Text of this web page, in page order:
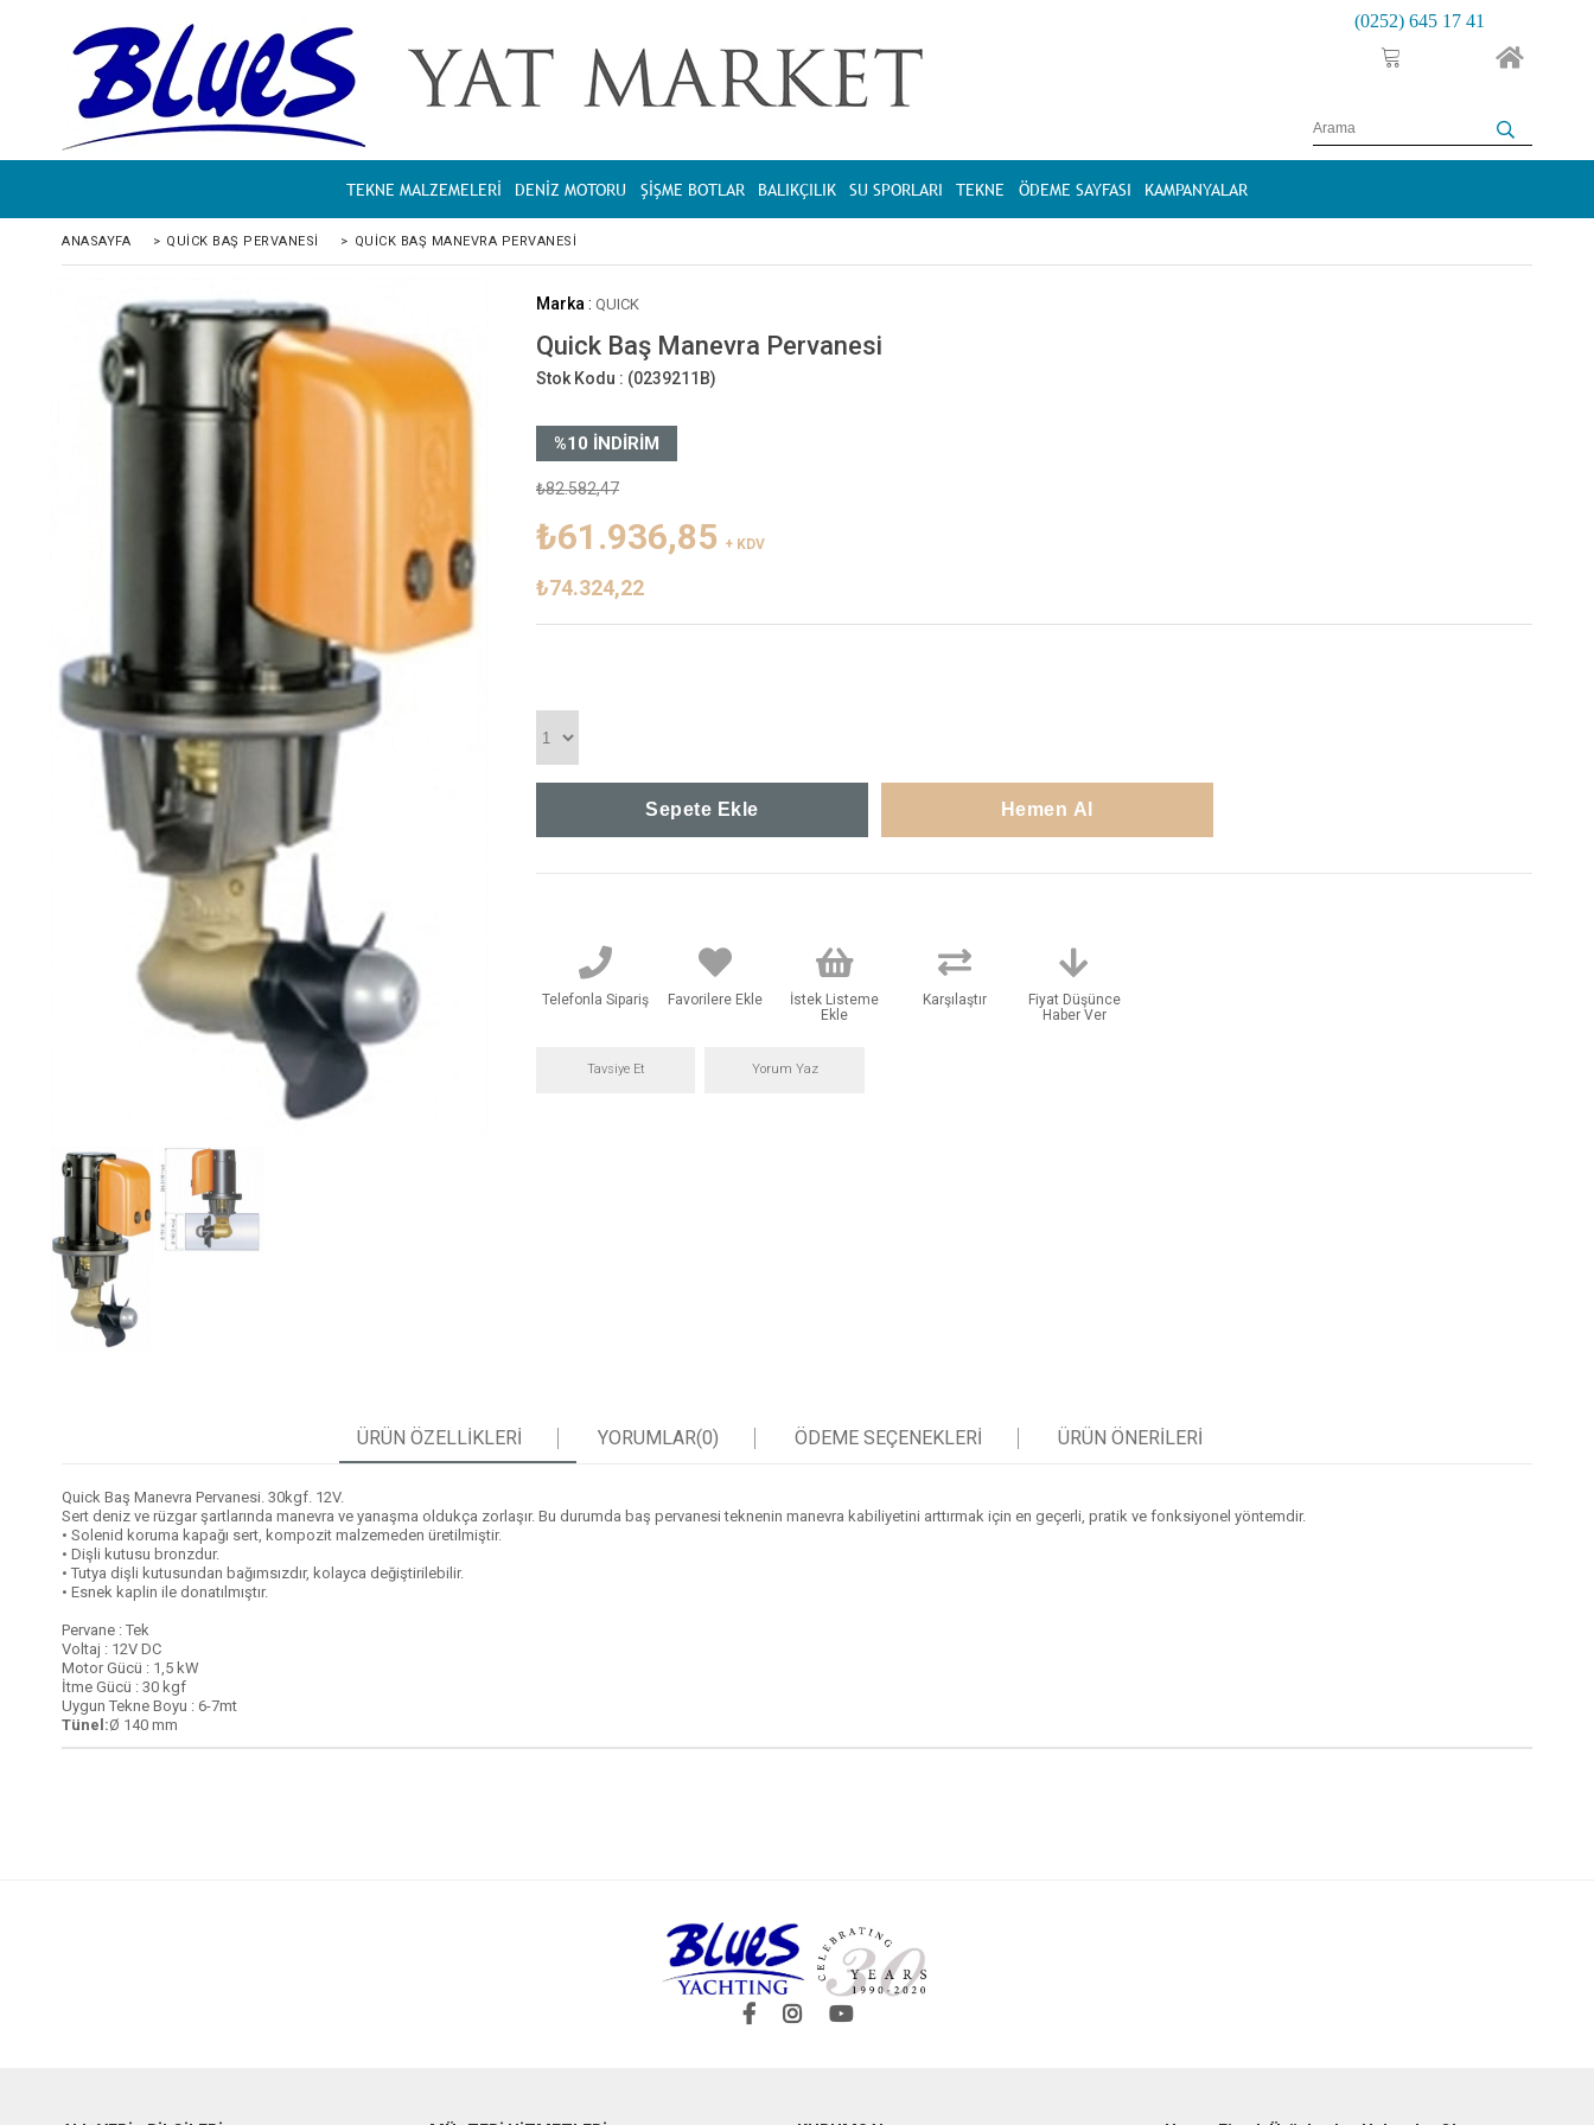
(0252) 645 17 41
TEKNE MALZEMELERİ DENİZ MOTORU ŞİŞME BOTLAR BALIKÇILIK SU SPORLARI TEKNE ÖDEME SAYFASI KAMPANYALAR
ANASAYFA > QUICK BAŞ PERVANESI > QUICK BAŞ MANEVRA PERVANESI
Marka : QUICK
Quick Baş Manevra Pervanesi
Stok Kodu : (0239211B)
%10 İNDIRIM
₺82.582,47
₺61.936,85 + KDV
₺74.324,22
Telefonla Sipariş Favorilere Ekle
İstek Listeme
Ekle
Karşılaştır
Fiyat Düşünce
Haber Ver
Tavsiye Et Yorum Yaz
ÜRÜN ÖZELLIKLERI YORUMLAR(0) ÖDEME SEÇENEKLERI ÜRÜN ÖNERILERI
Quick Baş Manevra Pervanesi. 30kgf. 12V.
Sert deniz ve rüzgar şartlarında manevra ve yanaşma oldukça zorlaşır. Bu durumda baş pervanesi teknenin manevra kabiliyetini arttırmak için en geçerli, pratik ve fonksiyonel yöntemdir.
• Solenid koruma kapağı sert, kompozit malzemeden üretilmiştir.
• Dişli kutusu bronzdur.
• Tutya dişli kutusundan bağımsızdır, kolayca değiştirilebilir.
• Esnek kaplin ile donatılmıştır.
Pervane : Tek
Voltaj : 12V DC
Motor Gücü : 1,5 kW
İtme Gücü : 30 kgf
Uygun Tekne Boyu : 6-7mt
Tünel:Ø 140 mm